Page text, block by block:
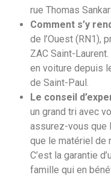
rue Thomas
Comment s’y
de l’Ouest (RN1),
ZAC Saint-
en voiture depuis
de Saint-Paul.
Le conseil
un grand tri avec
assurez-vous que
que le matériel de
C’est la garantie
famille qui en